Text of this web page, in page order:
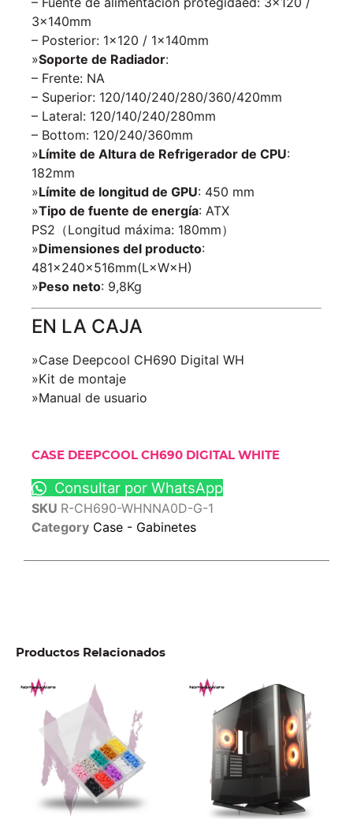
3×140mm
– Posterior: 1×120 / 1×140mm
»Soporte de Radiador:
– Frente: NA
– Superior: 120/140/240/280/360/420mm
– Lateral: 120/140/240/280mm
– Bottom: 120/240/360mm
»Límite de Altura de Refrigerador de CPU:
182mm
»Límite de longitud de GPU: 450 mm
»Tipo de fuente de energía: ATX
PS2（Longitud máxima: 180mm）
»Dimensiones del producto:
481×240×516mm(L×W×H)
»Peso neto: 9,8Kg
EN LA CAJA
»Case Deepcool CH690 Digital WH
»Kit de montaje
»Manual de usuario
CASE DEEPCOOL CH690 DIGITAL WHITE
Consultar por WhatsApp
SKU R-CH690-WHNNA0D-G-1
Category Case - Gabinetes
Productos Relacionados